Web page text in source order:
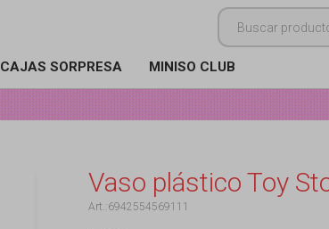
CAJAS SORPRESA MINISO CLUB
Vaso plástico Toy
6942554569111